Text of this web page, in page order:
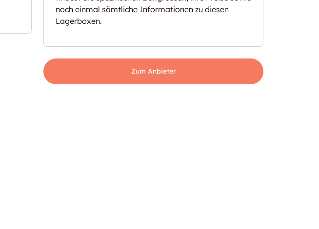
noch einmal sämtliche Informationen zu diesen
Lagerboxen.
Zum Anbieter